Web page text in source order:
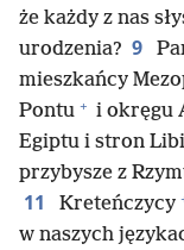
że każdy z nas
urodzenia? 9
mieszkańcy
Pontu + i okręgu
Egiptu i stron
przybysze z
11 Kreteńczycy
w naszych